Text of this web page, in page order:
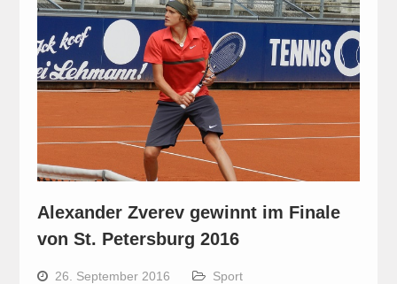
Alexander Zverev gewinnt im Finale
von St. Petersburg 2016
26. September 2016 Sport